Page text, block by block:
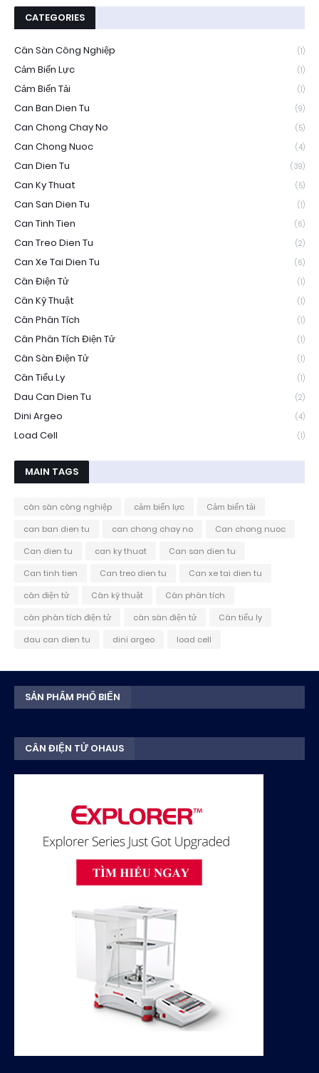
CATEGORIES
Cân Sàn Công Nghiệp (1)
Cảm Biến Lực (1)
Cảm Biến Tải (1)
Can Ban Dien Tu (9)
Can Chong Chay No (5)
Can Chong Nuoc (4)
Can Dien Tu (39)
Can Ky Thuat (5)
Can San Dien Tu (1)
Can Tinh Tien (6)
Can Treo Dien Tu (2)
Can Xe Tai Dien Tu (6)
Cân Điện Tử (1)
Cân Kỹ Thuật (1)
Cân Phân Tích (1)
Cân Phân Tích Điện Tử (1)
Cân Sàn Điện Tử (1)
Cân Tiểu Ly (1)
Dau Can Dien Tu (2)
Dini Argeo (4)
Load Cell (1)
MAIN TAGS
cân sàn công nghiệp cảm biến lực
Cảm biến tải
can ban dien tu
can chong chay no
Can chong nuoc
Can dien tu
can ky thuat
Can san dien tu
Can tinh tien
Can treo dien tu
Can xe tai dien tu
cân điện tử
Cân kỹ thuật
Cân phân tích
cân phân tích điện tử
cân sàn điện tử
Cân tiểu ly
dau can dien tu
dini argeo load cell
SẢN PHẨM PHỔ BIẾN
CÂN ĐIỆN TỬ OHAUS